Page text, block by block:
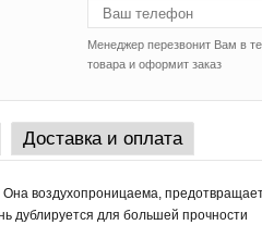
Менеджер перезвонит Вам в
товара и оформит заказ
Доставка и оплата
воздухопроницаема,
дублируется для большей прочности